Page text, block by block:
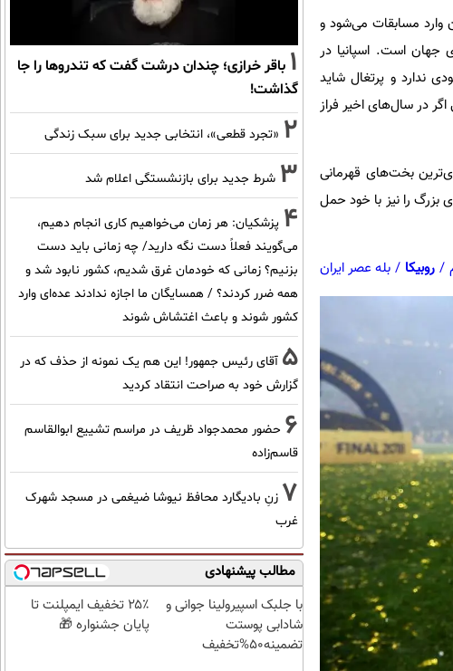
وارد مسابقات می‌شود و
جهان است. اسپانیا در
ندارد و پرتغال شاید
در سال‌های اخیر فراز
بخت‌های قهرمانی
بزرگ را نیز با خود حمل
/ روبیکا / بله عصر ایران
1 باقر خرازی؛ چندان درشت گفت که تندروها را جا
گذاشت!
2 «تجرد قطعی»، انتخابی جدید برای سبک زندگی
3 شرط جدید برای بازنشستگی اعلام شد
4 پزشکیان: هر زمان می‌خواهیم کاری انجام دهیم،
می‌گویند فعلاً دست نگه دارید/ چه زمانی باید دست
بزنیم؟ زمانی که خودمان غرق شدیم، کشور نابود شد و
همه ضرر کردند؟ / همسایگان ما اجازه ندادند عده‌ای وارد
کشور شوند و باعث اغتشاش شوند
5 آقای رئیس جمهور! این هم یک نمونه از حذف که در
گزارش خود به صراحت انتقاد کردید
6 حضور محمدجواد ظریف در مراسم تشییع ابوالقاسم
قاسم‌زاده
7 زنِ بادیگارد محافظ نیوشا ضیغمی در مسجد شهرک
غرب
مطالب پیشنهادی
با جلبک اسپیرولینا جوانی و
شادابی پوستت
تضمینه50%تخفیف
۲۵٪ تخفیف ایمپلنت تا
پایان جشنواره 🎁